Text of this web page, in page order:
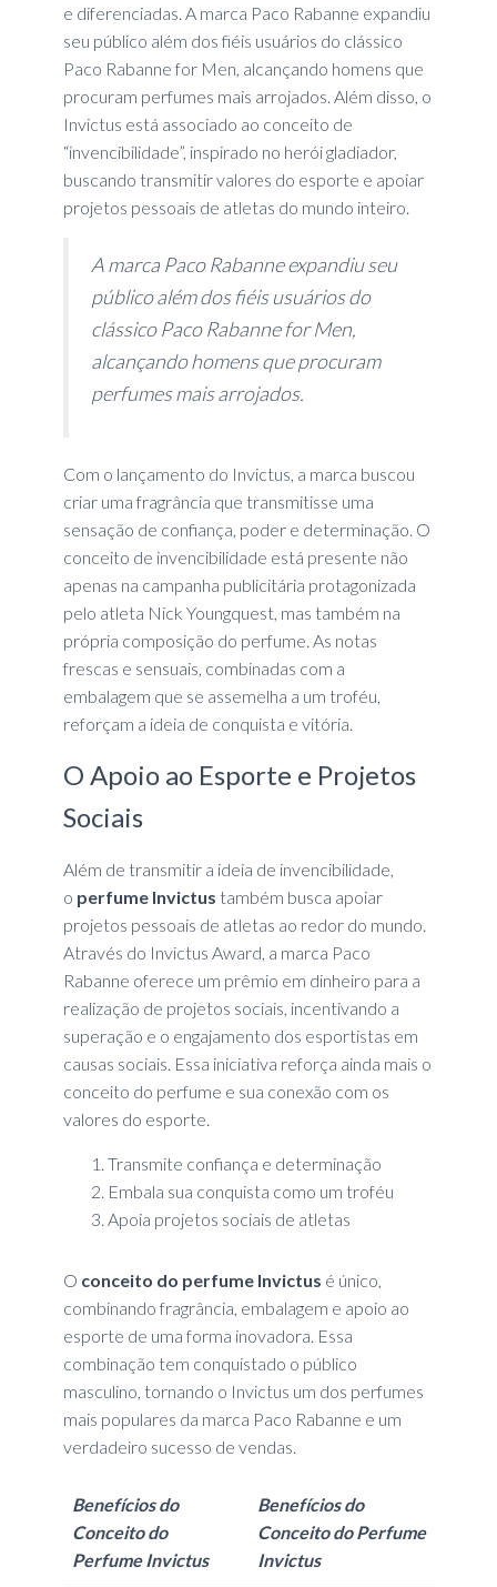
e diferenciadas. A marca Paco Rabanne expandiu
seu público além dos fiéis usuários do clássico
Paco Rabanne for Men, alcançando homens que
procuram perfumes mais arrojados. Além disso, o
Invictus está associado ao conceito de
“invencibilidade”, inspirado no herói gladiador,
buscando transmitir valores do esporte e apoiar
projetos pessoais de atletas do mundo inteiro.
A marca Paco Rabanne expandiu seu
público além dos fiéis usuários do
clássico Paco Rabanne for Men,
alcançando homens que procuram
perfumes mais arrojados.
Com o lançamento do Invictus, a marca buscou
criar uma fragrância que transmitisse uma
sensação de confiança, poder e determinação. O
conceito de invencibilidade está presente não
apenas na campanha publicitária protagonizada
pelo atleta Nick Youngquest, mas também na
própria composição do perfume. As notas
frescas e sensuais, combinadas com a
embalagem que se assemelha a um troféu,
reforçam a ideia de conquista e vitória.
O Apoio ao Esporte e Projetos
Sociais
Além de transmitir a ideia de invencibilidade,
o perfume Invictus também busca apoiar
projetos pessoais de atletas ao redor do mundo.
Através do Invictus Award, a marca Paco
Rabanne oferece um prêmio em dinheiro para a
realização de projetos sociais, incentivando a
superação e o engajamento dos esportistas em
causas sociais. Essa iniciativa reforça ainda mais o
conceito do perfume e sua conexão com os
valores do esporte.
Transmite confiança e determinação
Embala sua conquista como um troféu
Apoia projetos sociais de atletas
O conceito do perfume Invictus é único,
combinando fragrância, embalagem e apoio ao
esporte de uma forma inovadora. Essa
combinação tem conquistado o público
masculino, tornando o Invictus um dos perfumes
mais populares da marca Paco Rabanne e um
verdadeiro sucesso de vendas.
Benefícios do
Conceito do
Perfume Invictus
Benefícios do
Conceito do Perfume
Invictus